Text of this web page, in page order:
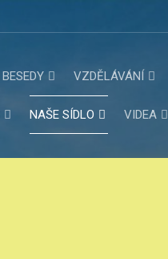
BESEDY VZDĚLÁVÁNÍ
NAŠE SÍDLO VIDEA